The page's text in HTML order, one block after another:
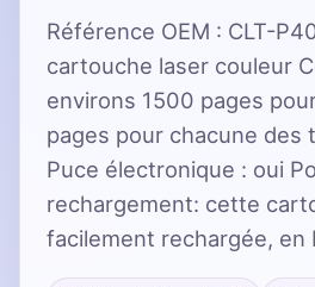
Référence OEM : CLT-
cartouche laser couleur
environs 1500 pages
pages pour chacune des
Puce électronique : oui
rechargement: cette
facilement rechargée, en